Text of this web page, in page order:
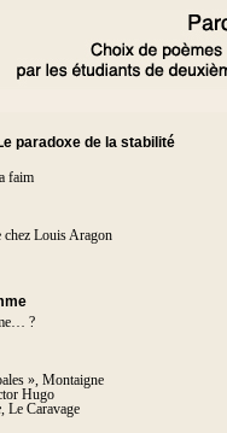
paradoxe de la stabilité
faim
chez Louis Aragon
?
», Montaigne
Hugo
, Le Caravage